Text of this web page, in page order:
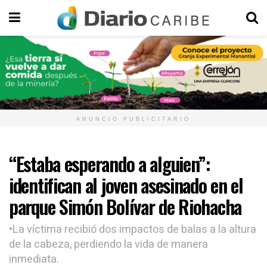
ANUNCIO PUBLICITARIO
“Estaba esperando a alguien”:
identifican al joven asesinado en el
parque Simón Bolívar de Riohacha
•La víctima recibió dos impactos de balas a la altura
de la cabeza, perdiendo la vida de manera
inmediata.